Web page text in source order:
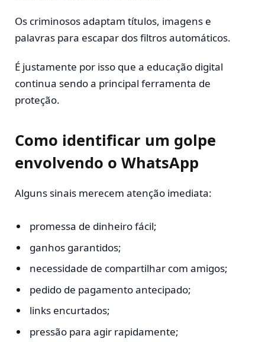
Os criminosos adaptam títulos, imagens e
palavras para escapar dos filtros automáticos.
É justamente por isso que a educação digital
continua sendo a principal ferramenta de
proteção.
Como identificar um golpe
envolvendo o WhatsApp
Alguns sinais merecem atenção imediata:
promessa de dinheiro fácil;
ganhos garantidos;
necessidade de compartilhar com amigos;
pedido de pagamento antecipado;
links encurtados;
pressão para agir rapidamente;